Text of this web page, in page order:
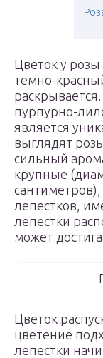
Цветок у розы
темно-
пурпурно-
является
выглядят
сильный
крупные
лепестков,
лепестки
может
Цветок
цветение
лепестки